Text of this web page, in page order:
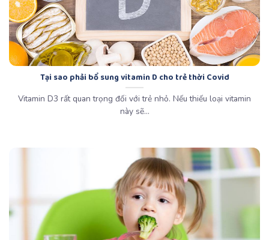
Tại sao phải bổ sung vitamin D cho trẻ thời Covid
Vitamin D3 rất quan trọng đối với trẻ nhỏ. Nếu thiếu loại vitamin
này sẽ...